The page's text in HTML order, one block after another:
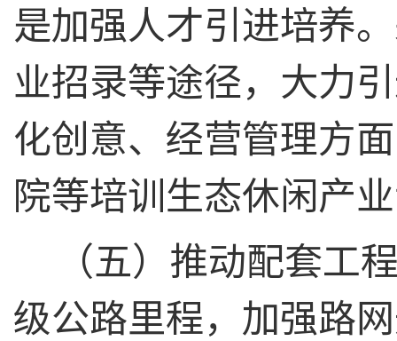
是加强人才引进培养
业招录等途径，大力
化创意、经营管理方
院等培训生态休闲产
（五）推动配套工
级公路里程，加强路